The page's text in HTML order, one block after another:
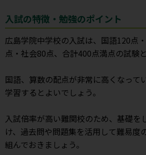
入試の特徴・勉強のポイント
広島学院中学校の入試は、国語120点
点・社会80点、合計400点満点の試験と
国語、算数の配点が非常に高くなって
学習するとよいでしょう。
入試倍率が高い難関校のため、基礎を
け、過去問や問題集を活用して難易度
組んでおきましょう。